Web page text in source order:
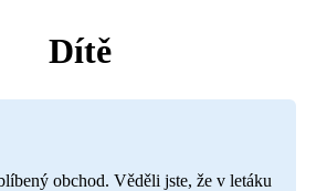
Dítě
obchod. Věděli jste, že v letáku